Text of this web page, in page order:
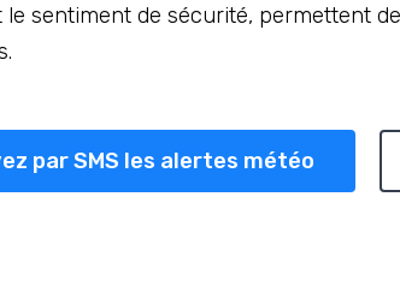
sentiment de sécurité, permettent
par SMS les alertes météo